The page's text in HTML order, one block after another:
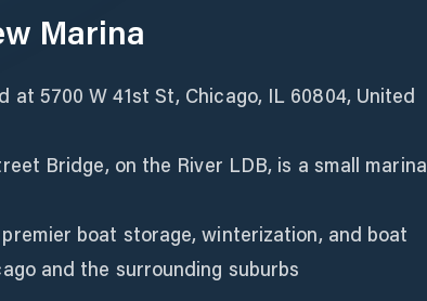
Marina
at 5700 W 41st St, Chicago, IL 60804, United
Bridge, on the River LDB, is a small marina
boat storage, winterization, and boat